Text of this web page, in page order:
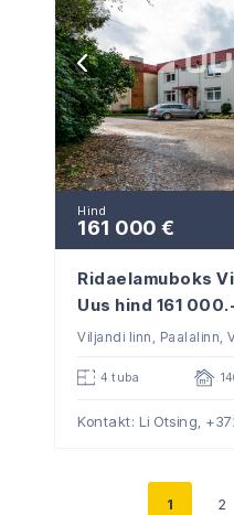
Hind
161 000 €
Ridaelamuboks
Uus hind 161
Viljandi linn, Paalalinn,
4 tuba
Kontakt: Li Otsing,
1 2